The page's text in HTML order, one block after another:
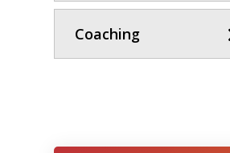
Coaching